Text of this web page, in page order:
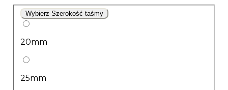
Wybierz Szerokość taśmy
20mm
25mm